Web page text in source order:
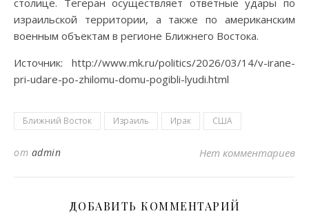
израильской территории, а также по американским
военным объектам в регионе Ближнего Востока.
Источник: http://www.mk.ru/politics/2026/03/14/v-irane-
pri-udare-po-zhilomu-domu-pogibli-lyudi.html
Ближний Восток Израиль Ирак США
от admin Нет комментариев
ДОБАВИТЬ КОММЕНТАРИЙ